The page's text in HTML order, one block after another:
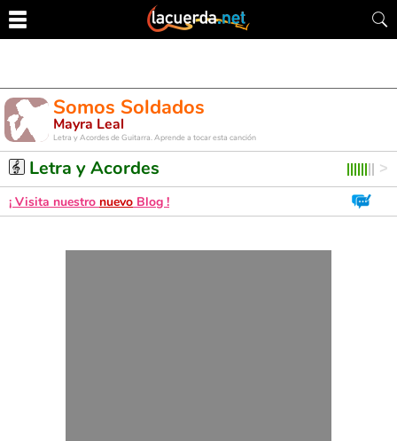
Somos Soldados
Mayra Leal
Letra y Acordes de Guitarra. Aprende a tocar esta canción
Letra y Acordes
¡ Visita nuestro nuevo Blog !